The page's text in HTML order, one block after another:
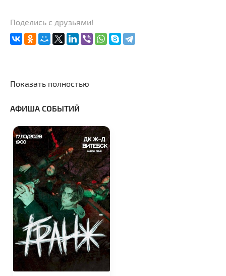
Поделись с друзьями!
Показать полностью
АФИША СОБЫТИЙ